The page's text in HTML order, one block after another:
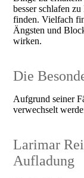
besser schlafen
finden. Vielfach
Ängsten und
wirken.
Die
Aufgrund seiner
verwechselt
Larimar
Aufladung